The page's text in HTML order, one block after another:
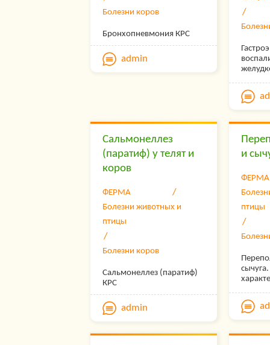
Болезни коров
Бронхопневмония КРС
admin
Сальмонеллез
(паратиф) у телят и
коров
ФЕРМА
Болезни животных и
птицы
Болезни коров
Сальмонеллез (паратиф)
КРС
admin
и
ФЕРМА
птицы
массы